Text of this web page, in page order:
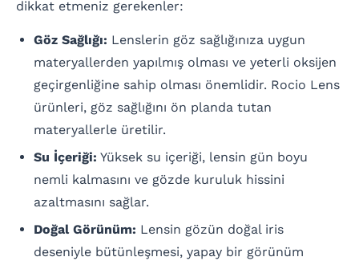
dikkat etmeniz gerekenler:
Göz Sağlığı: Lenslerin göz sağlığınıza uygun
materyallerden yapılmış olması ve yeterli oksijen
geçirgenliğine sahip olması önemlidir. Rocio Lens
ürünleri, göz sağlığını ön planda tutan
materyallerle üretilir.
Su İçeriği: Yüksek su içeriği, lensin gün boyu
nemli kalmasını ve gözde kuruluk hissini
azaltmasını sağlar.
Doğal Görünüm: Lensin gözün doğal iris
deseniyle bütünleşmesi, yapay bir görünüm